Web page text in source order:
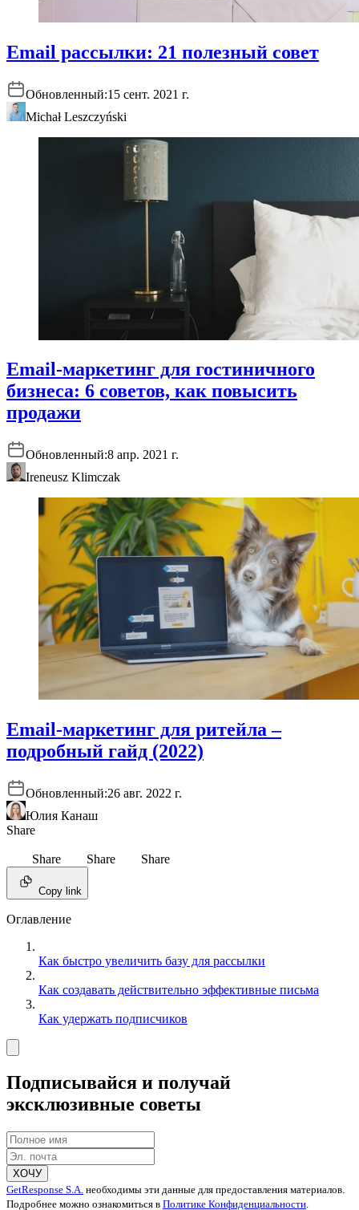
Email рассылки: 21 полезный совет
Обновленный:15 сент. 2021 г.
Michał Leszczyński
Email-маркетинг для гостиничного
бизнеса: 6 советов, как повысить
продажи
Обновленный:8 апр. 2021 г.
Ireneusz Klimczak
Email-маркетинг для ритейла –
подробный гайд (2022)
Обновленный:26 авг. 2022 г.
Юлия Канаш
Share
Share Share Share
Copy link
Оглавление
Как быстро увеличить базу для рассылки
Как создавать действительно эффективные письма
Как удержать подписчиков
Подписывайся и получай
эксклюзивные советы
ХОЧУ
GetResponse S.A. необходимы эти данные для предоставления материалов.
Подробнее можно ознакомиться в Политике Конфиденциальности